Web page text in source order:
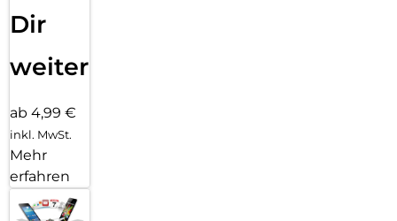
Dir
weiter
ab 4,99 €
inkl. MwSt.
Mehr
erfahren